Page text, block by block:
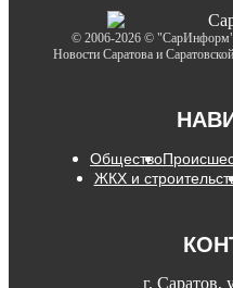
© 2006-2026 ©
Новости Саратова и
Общество
ЖКХ и
г. Саратов,